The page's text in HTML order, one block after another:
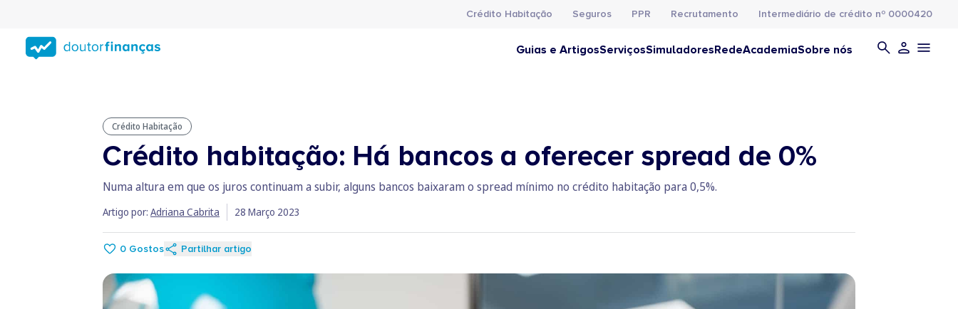
conteúdo
principal
Crédito Habitação Seguros PPR Recrutamento Intermediário de crédito nº 0000420
Guias e ArtigosServiçosSimuladoresRedeAcademiaSobre nós
Crédito Habitação
Crédito habitação: Há bancos a oferecer spread de 0%
Numa altura em que os juros continuam a subir, alguns bancos baixaram o spread mínimo no crédito habitação para 0,5%.
Artigo por: Adriana Cabrita 28 Março 2023
0 Gostos Partilhar artigo